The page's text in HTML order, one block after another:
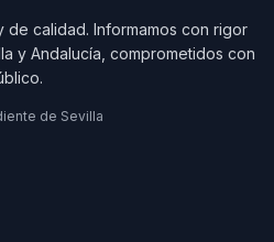
calidad. Informamos con rigor
y Andalucía, comprometidos con
de Sevilla